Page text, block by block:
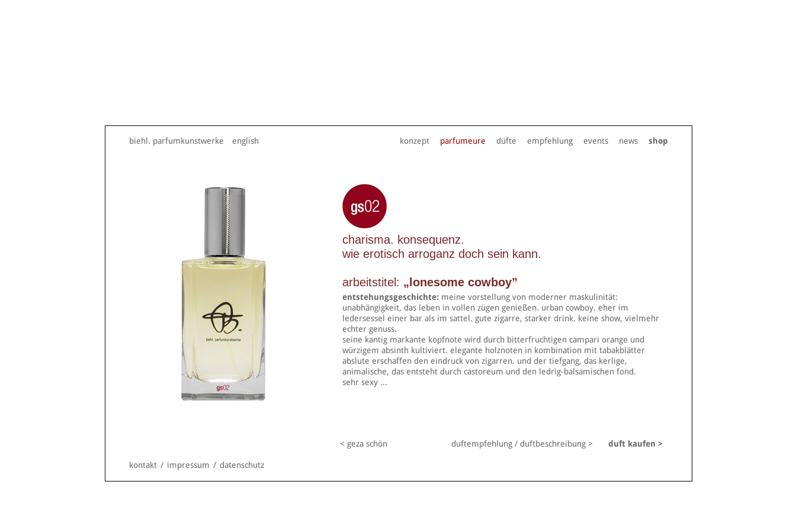
charisma. konsequenz.
wie erotisch arroganz doch sein kann.
arbeitstitel: „lonesome cowboy”
entstehungsgeschichte: meine vorstellung von moderner maskulinität:
unabhängigkeit, das leben in vollen zügen genießen. urban cowboy. eher im
ledersessel einer bar als im sattel. gute zigarre, starker drink. keine show, vielmehr
echter genuss.
seine kantig markante kopfnote wird durch bitterfruchtigen campari orange und
würzigem absinth kultiviert. elegante holznoten in kombination mit tabakblätter
abslute erschaffen den eindruck von zigarren. und der tiefgang, das kerlige,
animalische, das entsteht durch castoreum und den ledrig-balsamischen fond.
sehr sexy ...
biehl. parfumkunstwerke english shop
news
events
empfehlung
düfte
parfumeure
konzept
< geza schön duftempfehlung / duftbeschreibung > duft kaufen >
kontakt / impressum / datenschutz